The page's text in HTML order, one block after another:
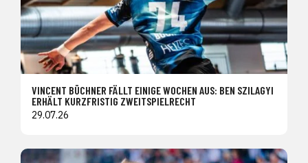
VINCENT BÜCHNER FÄLLT EINIGE WOCHEN AUS: BEN SZILAGYI
ERHÄLT KURZFRISTIG ZWEITSPIELRECHT
29.07.26